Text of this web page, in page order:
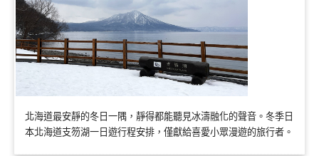
北海道最安靜的冬日一隅，靜得都能聽見冰濤融化的聲音。冬季日
本北海道支笏湖一日遊行程安排，僅獻給喜愛小眾漫遊的旅行者。